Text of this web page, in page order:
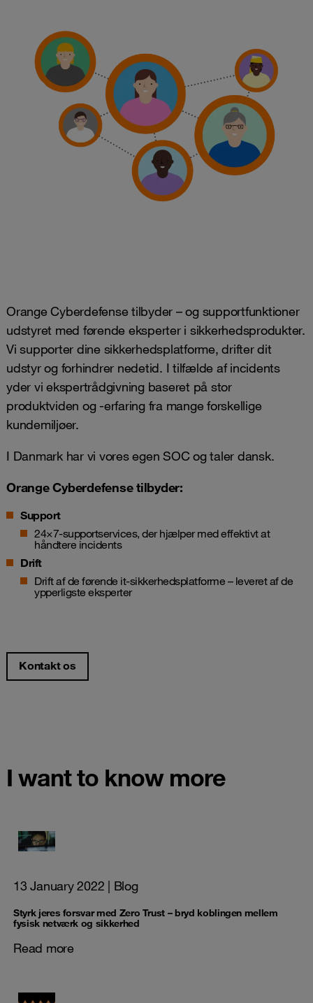
Orange Cyberdefense tilbyder – og supportfunktioner
udstyret med førende eksperter i sikkerhedsprodukter.
Vi supporter dine sikkerhedsplatforme, drifter dit
udstyr og forhindrer nedetid. I tilfælde af incidents
yder vi ekspertrådgivning baseret på stor
produktviden og -erfaring fra mange forskellige
kundemiljøer.
I Danmark har vi vores egen SOC og taler dansk.
Orange Cyberdefense tilbyder:
Support
24×7-supportservices, der hjælper med effektivt at
håndtere incidents
Drift
Drift af de førende it-sikkerhedsplatforme – leveret af de
ypperligste eksperter
Kontakt os
I want to know more
13 January 2022 | Blog
Styrk jeres forsvar med Zero Trust – bryd koblingen mellem
fysisk netværk og sikkerhed
Read more